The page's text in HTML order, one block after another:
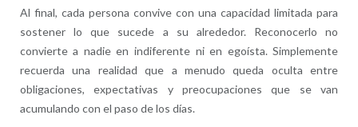
Al final, cada persona convive con una capacidad limitada para
sostener lo que sucede a su alrededor. Reconocerlo no
convierte a nadie en indiferente ni en egoísta. Simplemente
recuerda una realidad que a menudo queda oculta entre
obligaciones, expectativas y preocupaciones que se van
acumulando con el paso de los días.